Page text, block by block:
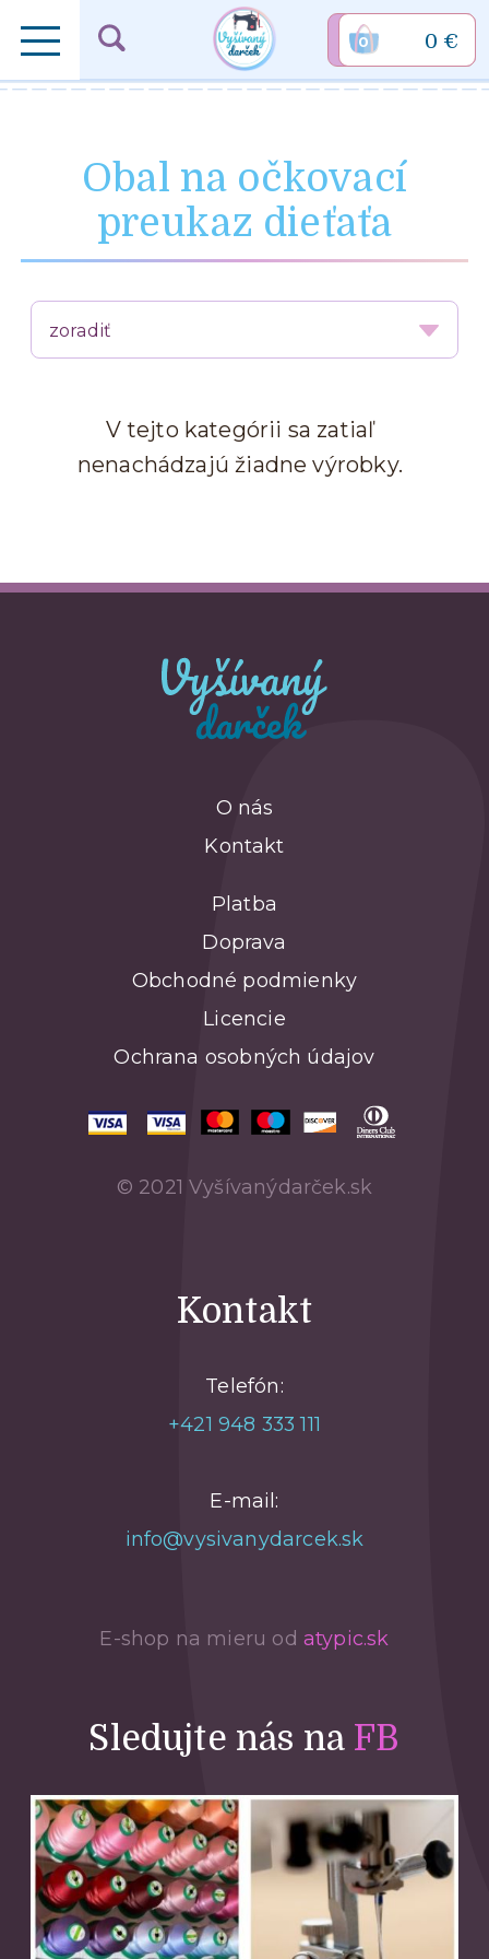
0 0 €
Obal na očkovací
preukaz dieťaťa
V tejto kategórii sa zatiaľ
nenachádzajú žiadne výrobky.
O nás
Kontakt
Platba
Doprava
Obchodné podmienky
Licencie
Ochrana osobných údajov
© 2021 Vyšívanýdarček.sk
Kontakt
Telefón:
+421 948 333 111
E-mail:
info@vysivanydarcek.sk
E-shop na mieru od atypic.sk
Sledujte nás na FB